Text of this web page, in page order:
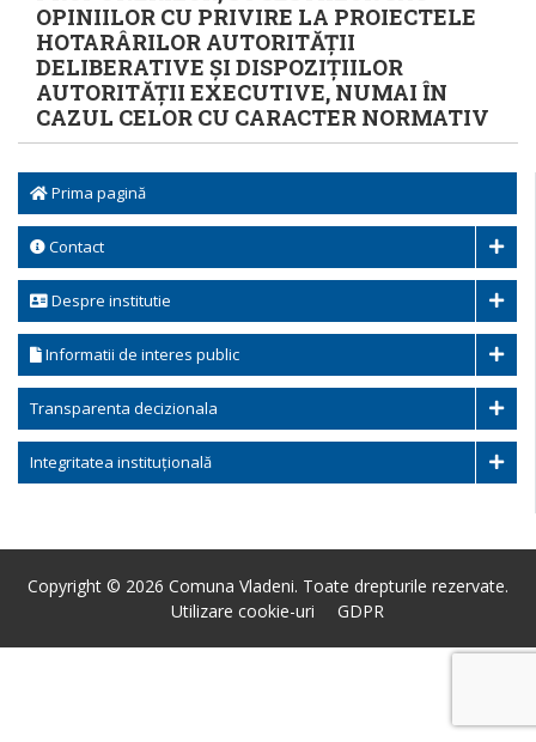
OPINIILOR CU PRIVIRE LA PROIECTELE
HOTARÂRILOR AUTORITĂȚII
DELIBERATIVE ȘI DISPOZIȚIILOR
AUTORITĂȚII EXECUTIVE, NUMAI ÎN
CAZUL CELOR CU CARACTER NORMATIV
Prima pagină
Contact
Despre institutie
Informatii de interes public
Transparenta decizionala
Integritatea instituțională
Copyright © 2026 Comuna Vladeni. Toate drepturile rezervate.
Utilizare cookie-uri
GDPR